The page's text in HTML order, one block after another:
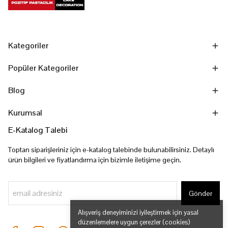
Alışveriş deneyiminizi iyileştirmek için yasal
düzenlemelere uygun çerezler (cookies)
Kategoriler
Popüler Kategoriler
Blog
Kurumsal
E-Katalog Talebi
Toptan siparişleriniz için e-katalog talebinde bulunabilirsiniz. Detaylı
ürün bilgileri ve fiyatlandırma için bizimle iletişime geçin.
Gönder